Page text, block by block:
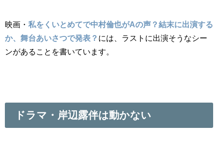
映画・ 私をくいとめてで中村倫也がAの声？結末に出演する
か、舞台あいさつで発表？ には、ラストに出演そうなシー
ンがあることを書いています。
ドラマ・岸辺露伴は動かない